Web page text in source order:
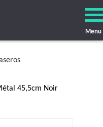
Menu
45,5cm Noir